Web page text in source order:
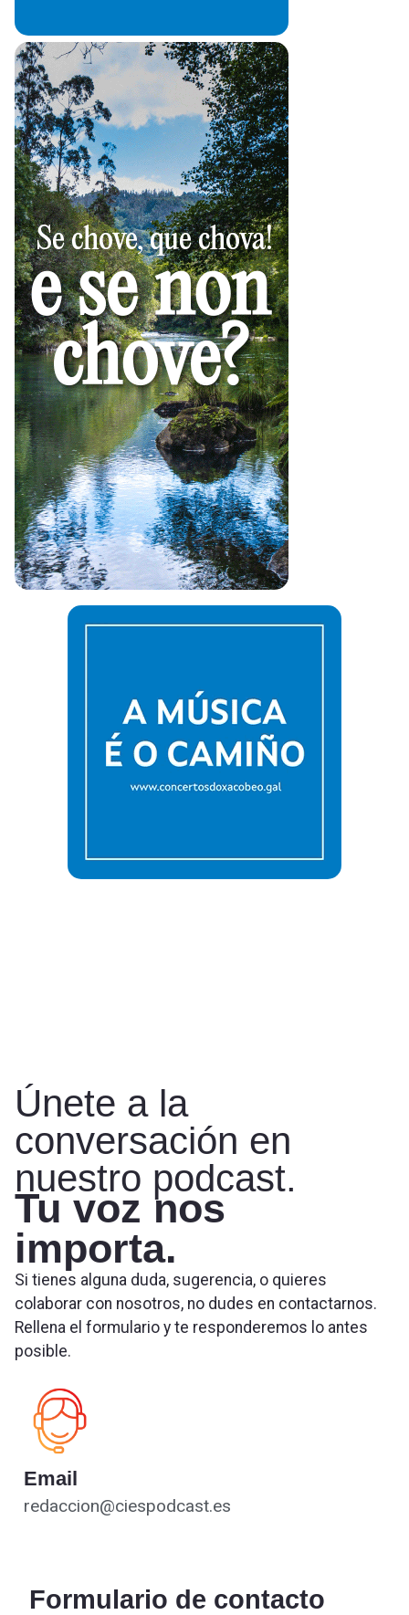
Únete a la
conversación en
nuestro podcast.
Tu voz nos
importa.
Si tienes alguna duda, sugerencia, o quieres
colaborar con nosotros, no dudes en contactarnos.
Rellena el formulario y te responderemos lo antes
posible.
Email
redaccion@ciespodcast.es
Formulario de contacto